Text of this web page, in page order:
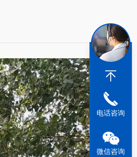
电话咨询
微信咨询